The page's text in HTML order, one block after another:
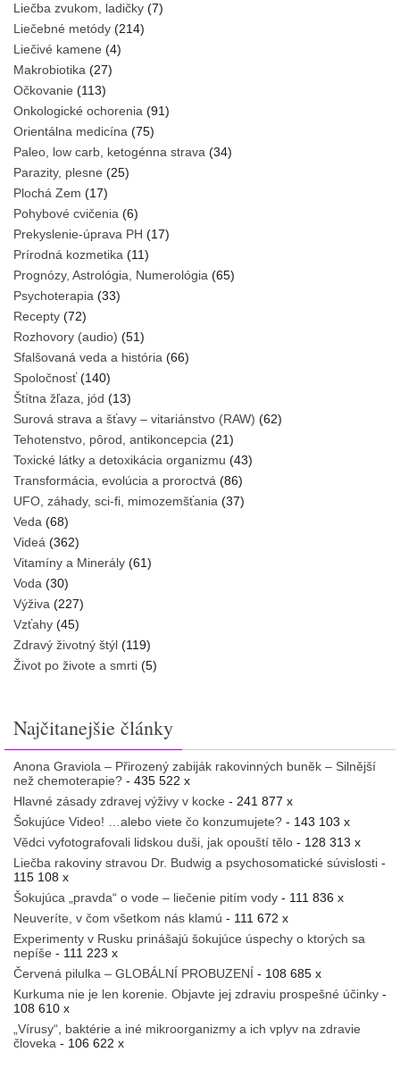
Liečba zvukom, ladičky (7)
Liečebné metódy (214)
Liečivé kamene (4)
Makrobiotika (27)
Očkovanie (113)
Onkologické ochorenia (91)
Orientálna medicína (75)
Paleo, low carb, ketogénna strava (34)
Parazity, plesne (25)
Plochá Zem (17)
Pohybové cvičenia (6)
Prekyslenie-úprava PH (17)
Prírodná kozmetika (11)
Prognózy, Astrológia, Numerológia (65)
Psychoterapia (33)
Recepty (72)
Rozhovory (audio) (51)
Sfalšovaná veda a história (66)
Spoločnosť(140)
Štítna žľaza, jód (13)
Surová strava a šťavy – vitariánstvo (RAW) (62)
Tehotenstvo, pôrod, antikoncepcia (21)
Toxické látky a detoxikácia organizmu (43)
Transformácia, evolúcia a proroctvá (86)
UFO, záhady, sci-fi, mimozemšťania (37)
Veda (68)
Videá (362)
Vitamíny a Minerály (61)
Voda (30)
Výživa (227)
Vzťahy (45)
Zdravý životný štýl (119)
Život po živote a smrti (5)
Najčitanejšie články
Anona Graviola – Přirozený zabiják rakovinných buněk – Silnější
než chemoterapie? - 435 522 x
Hlavné zásady zdravej výživy v kocke - 241 877 x
Šokujúce Video! …alebo viete čo konzumujete? - 143 103 x
Vědci vyfotografovali lidskou duši, jak opouští tělo - 128 313 x
Liečba rakoviny stravou Dr. Budwig a psychosomatické súvislosti -
115 108 x
Šokujúca „pravda“ o vode – liečenie pitím vody - 111 836 x
Neuveríte, v čom všetkom nás klamú - 111 672 x
Experimenty v Rusku prinášajú šokujúce úspechy o ktorých sa
nepíše - 111 223 x
Červená pilulka – GLOBÁLNÍ PROBUZENÍ - 108 685 x
Kurkuma nie je len korenie. Objavte jej zdraviu prospešné účinky -
108 610 x
„Vírusy“, baktérie a iné mikroorganizmy a ich vplyv na zdravie
človeka - 106 622 x